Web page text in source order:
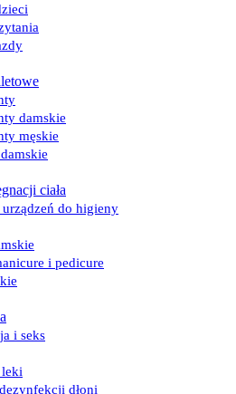
damskie
męskie
ciała
do higieny
i pedicure
i seks
leki
dłoni